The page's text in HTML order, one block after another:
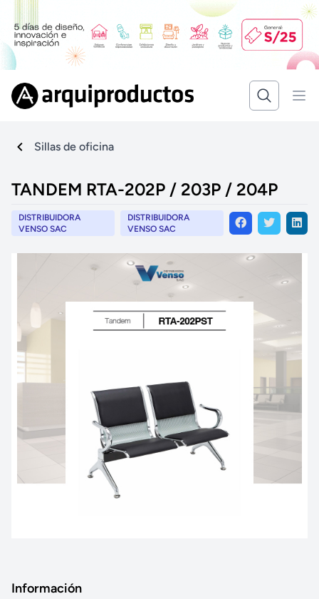
Sillas de oficina
TANDEM RTA-202P / 203P / 204P
DISTRIBUIDORA
VENSO SAC
DISTRIBUIDORA
VENSO SAC
Información